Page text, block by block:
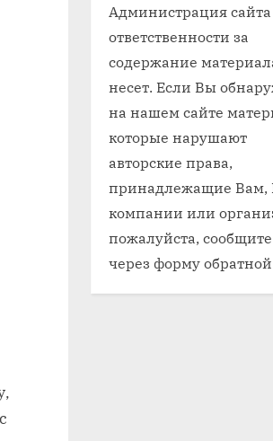
Администрация сайта
ответственности за
содержание
несет. Если Вы
на нашем сайте
которые нарушают
авторские права,
принадлежащие Вам,
компании или
пожалуйста,
через форму обратной